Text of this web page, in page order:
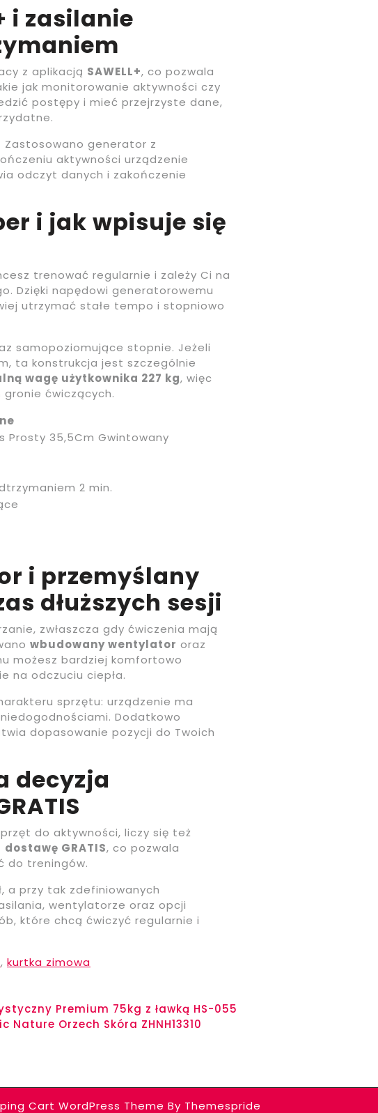
i zasilanie
z aplikacją SAWELL+, co pozwala
jak monitorowanie aktywności czy
postępy i mieć przejrzyste dane,
generator z
aktywności urządzenie
odczyt danych i zakończenie
i jak wpisuje się
trenować regularnie i zależy Ci na
Dzięki napędowi generatorowemu
utrzymać stałe tempo i stopniowo
samopoziomujące stopnie. Jeżeli
ta konstrukcja jest szczególnie
wagę użytkownika 227 kg, więc
ćwiczących.
Prosty 35,5Cm Gwintowany
2 min.
i przemyślany
dłuższych sesji
zwłaszcza gdy ćwiczenia mają
wbudowany wentylator oraz
możesz bardziej komfortowo
na odczuciu ciepła.
sprzętu: urządzenie ma
Dodatkowo
dopasowanie pozycji do Twoich
decyzja
do aktywności, liczy się też
dostawę GRATIS, co pozwala
do treningów.
a przy tak zdefiniowanych
wentylatorze oraz opcji
które chcą ćwiczyć regularnie i
, kurtka zimowa
Premium 75kg z ławką HS-055
Orzech Skóra ZHNH13310
Cart WordPress Theme By Themespride